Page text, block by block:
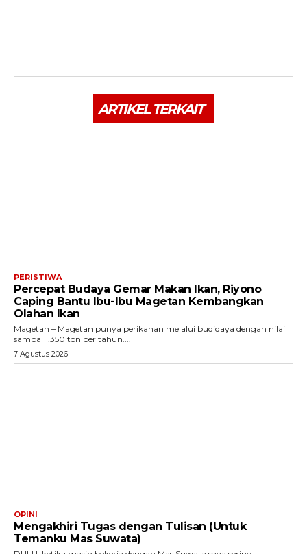
ARTIKEL TERKAIT
PERISTIWA
Percepat Budaya Gemar Makan Ikan, Riyono
Caping Bantu Ibu-Ibu Magetan Kembangkan
Olahan Ikan
Magetan – Magetan punya perikanan melalui budidaya dengan nilai
sampai 1.350 ton per tahun....
7 Agustus 2026
OPINI
Mengakhiri Tugas dengan Tulisan (Untuk
Temanku Mas Suwata)